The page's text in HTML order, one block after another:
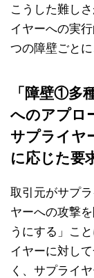
こうした難し
イヤーへの実
つの障壁ごと
「障壁①多
へのアプロ
サプライヤ
に応じた要
取引元がサプ
ヤーへの攻撃
うにする」こ
イヤーに対し
く、サプライ